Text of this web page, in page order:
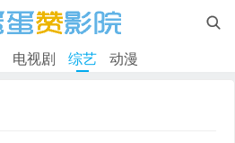

电视剧 综艺 动漫